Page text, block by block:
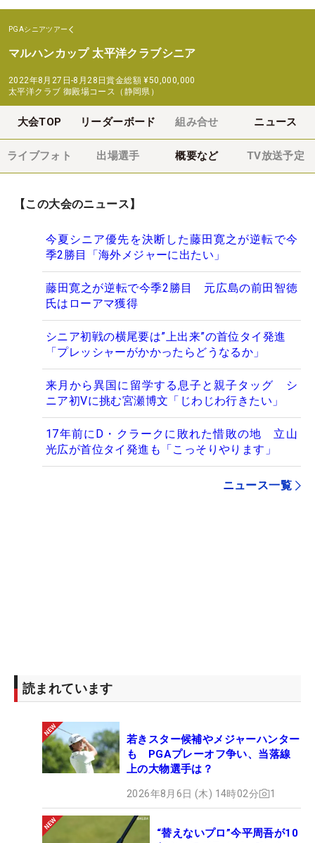
PGAシニアツアー
マルハンカップ 太平洋クラブシニア
2022年8月27日-8月28日賞金総額 ¥50,000,000
太平洋クラブ 御殿場コース（静岡県）
大会TOP リーダーボード 組み合せ ニュース
ライブフォト 出場選手 概要など TV放送予定
【この大会のニュース】
今夏シニア優先を決断した藤田寛之が逆転で今
季2勝目「海外メジャーに出たい」
藤田寛之が逆転で今季2勝目 元広島の前田智徳
氏はローアマ獲得
シニア初戦の横尾要は”上出来”の首位タイ発進
「プレッシャーがかかったらどうなるか」
来月から異国に留学する息子と親子タッグ シ
ニア初Vに挑む宮瀬博文「じわじわ行きたい」
17年前にD・クラークに敗れた惜敗の地 立山
光広が首位タイ発進も「こっそりやります」
ニュース一覧
読まれています
若きスター候補やメジャーハンター
も PGAプレーオフ争い、当落線
上の大物選手は？
2026年8月6日 (木) 14時02分 1
“替えないプロ”今平周吾が10